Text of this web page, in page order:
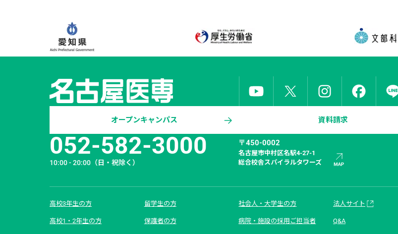
オープンキャンパス 資料請求
052-582-3000
10:00 - 20:00 （日・祝除く）
〒450-0002
名古屋市中村区名駅4-27-1
総合校舎スパイラルタワーズ
高校3年生の方
高校1・2年生の方
留学生の方
保護者の方
社会人・大学生の方
病院・施設の採用ご担当者
法人サイト
Q&A